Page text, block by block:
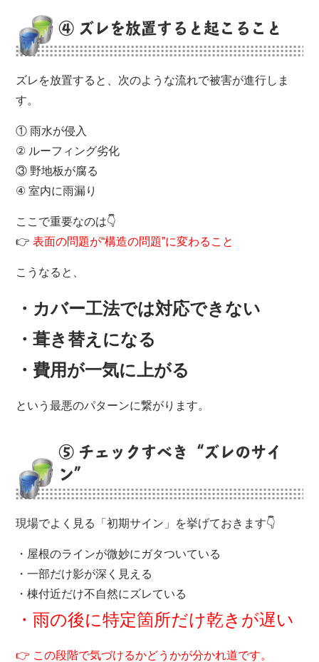
④ ズレを放置すると起こること
ズレを放置すると、次のような流れで被害が進行しま
す。
① 雨水が侵入
② ルーフィング劣化
③ 野地板が腐る
④ 室内に雨漏り
ここで重要なのは👇
👉表面の問題が“構造の問題”に変わること
こうなると、
・カバー工法では対応できない
・葺き替えになる
・費用が一気に上がる
という最悪のパターンに繋がります。
⑤ チェックすべき“ズレのサイ
ン”
現場でよく見る「初期サイン」を挙げておきます👇
・屋根のラインが微妙にガタついている
・一部だけ影が深く見える
・棟付近だけ不自然にズレている
・雨の後に特定箇所だけ乾きが遅い
👉 この段階で気づけるかどうかが分かれ道です。